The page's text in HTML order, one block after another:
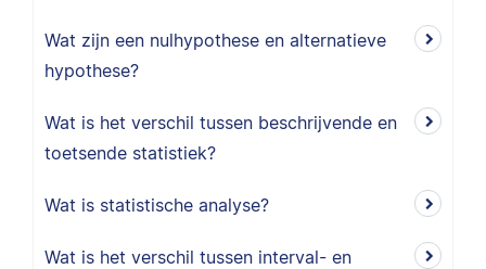
Wat zijn een nulhypothese en alternatieve
hypothese?
Wat is het verschil tussen beschrijvende en
toetsende statistiek?
Wat is statistische analyse?
Wat is het verschil tussen interval- en